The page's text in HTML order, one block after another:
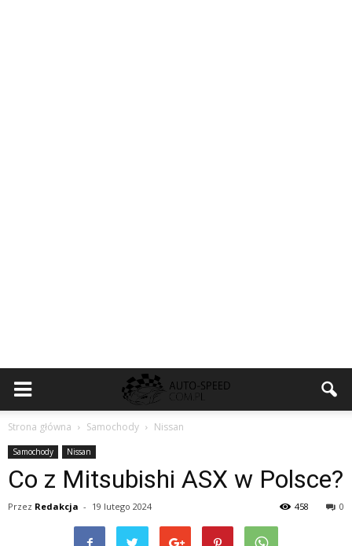
Strona główna Samochody Nissan
Samochody Nissan
Co z Mitsubishi ASX w Polsce?
Przez Redakcja - 19 lutego 2024 0
458